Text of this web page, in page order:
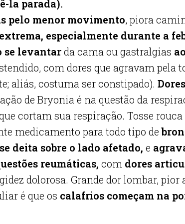
la parada).
pelo menor movimento, piora
especialmente durante a
se levantarda cama ou gastralgias
com dores que agravam pela
aliás, costuma ser constipado).
de Bryonia é na questão da
cortam sua respiração. Tosse rouca
medicamento para todo tipo de
deita sobre o lado afetado, e
reumáticas, com dores
dolorosa. Grande dor lombar,
é que os calafrios começam na